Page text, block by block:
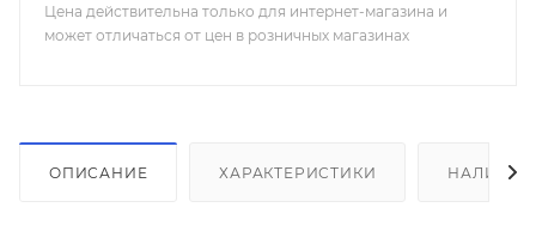
Цена действительна только для интернет-магазина и
может отличаться от цен в розничных магазинах
ОПИСАНИЕ ХАРАКТЕРИСТИКИ НАЛИЧИЕ